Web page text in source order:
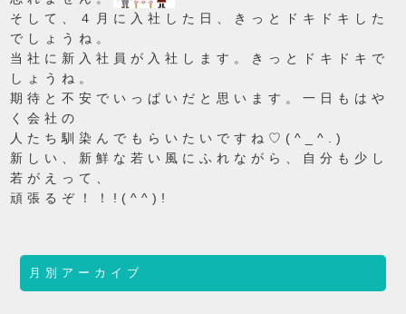
そして、４月に入社した日、きっとドキドキした
でしょうね。
当社に新入社員が入社します。きっとドキドキで
しょうね。
期待と不安でいっぱいだと思います。一日もはや
く会社の
人たち馴染んでもらいたいですね♡(^_^.)
新しい、新鮮な若い風にふれながら、自分も少し
若がえって、
頑張るぞ！！!(^^)!
月別アーカイブ